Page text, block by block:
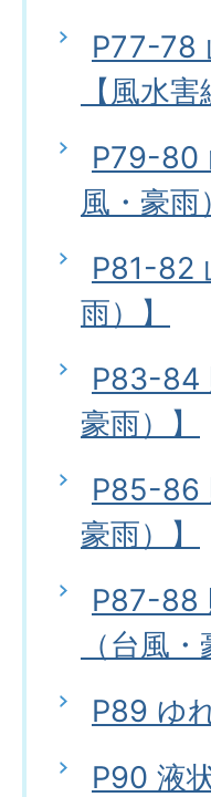
P77-78
【風水
P79-80
風・豪雨
P81-82
雨）】
P83-84
豪雨）】
P85-86
豪雨）】
P87-88
（台風・
P89 ゆ
P90 液